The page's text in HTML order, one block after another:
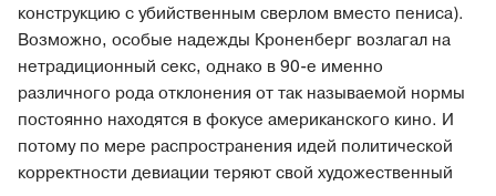
конструкцию с убийственным сверлом вместо пениса).
Возможно, особые надежды Кроненберг возлагал на
нетрадиционный секс, однако в 90-е именно
различного рода отклонения от так называемой нормы
постоянно находятся в фокусе американского кино. И
потому по мере распространения идей политической
корректности девиации теряют свой художественный